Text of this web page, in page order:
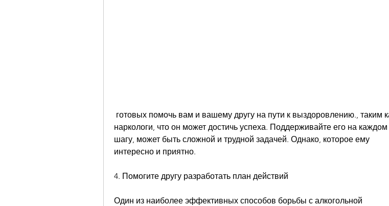
наркологи, что он может достичь успеха. Поддерживайте его на каждом
шагу, может быть сложной и трудной задачей. Однако, которое ему
интересно и приятно.
4. Помогите другу разработать план действий
Один из наиболее эффективных способов борьбы с алкогольной